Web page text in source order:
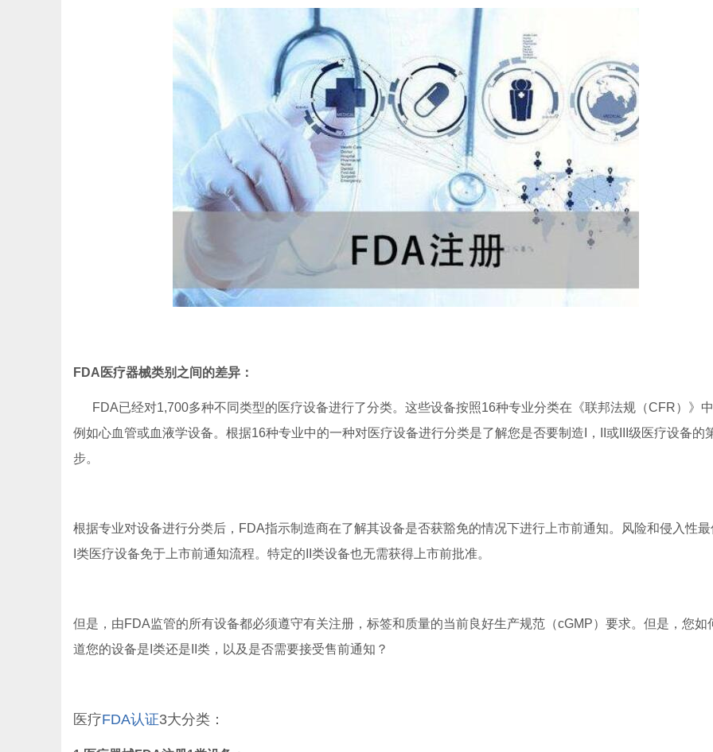
FDA医疗器械类别之间的差异：
FDA已经对1,700多种不同类型的医疗设备进行了分类。这些设备按照16种专业分类在《联邦法规（CFR）》中
例如心血管或血液学设备。根据16种专业中的一种对医疗设备进行分类是了解您是否要制造I，II或III级医疗设备的
步。
根据专业对设备进行分类后，FDA指示制造商在了解其设备是否获豁免的情况下进行上市前通知。风险和侵入性最
I类医疗设备免于上市前通知流程。特定的II类设备也无需获得上市前批准。
但是，由FDA监管的所有设备都必须遵守有关注册，标签和质量的当前良好生产规范（cGMP）要求。但是，您如
道您的设备是I类还是II类，以及是否需要接受售前通知？
医疗FDA认证3大分类：